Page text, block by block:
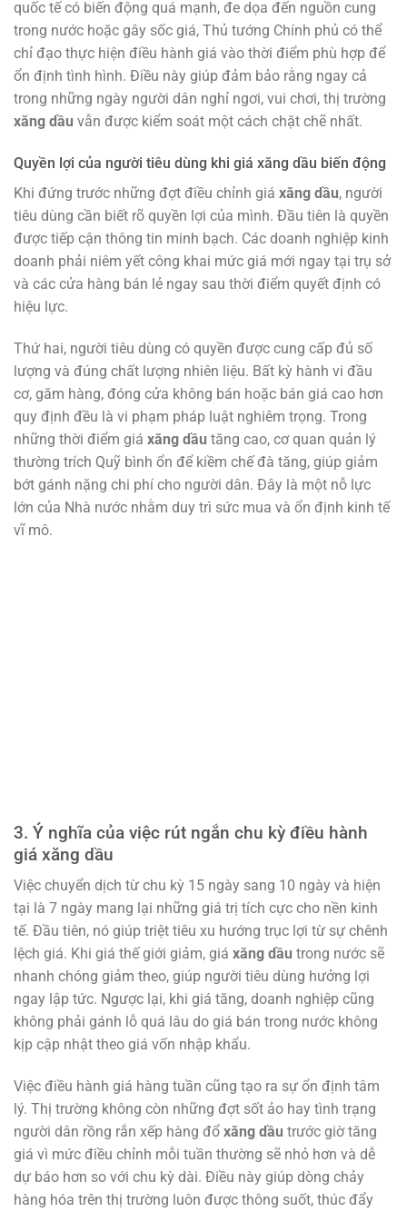
quốc tế có biến động quá mạnh, đe dọa đến nguồn cung
trong nước hoặc gây sốc giá, Thủ tướng Chính phủ có thể
chỉ đạo thực hiện điều hành giá vào thời điểm phù hợp để
ổn định tình hình. Điều này giúp đảm bảo rằng ngay cả
trong những ngày người dân nghỉ ngơi, vui chơi, thị trường
xăng dầu vẫn được kiểm soát một cách chặt chẽ nhất.
Quyền lợi của người tiêu dùng khi giá xăng dầu biến động
Khi đứng trước những đợt điều chỉnh giá xăng dầu, người
tiêu dùng cần biết rõ quyền lợi của mình. Đầu tiên là quyền
được tiếp cận thông tin minh bạch. Các doanh nghiệp kinh
doanh phải niêm yết công khai mức giá mới ngay tại trụ sở
và các cửa hàng bán lẻ ngay sau thời điểm quyết định có
hiệu lực.
Thứ hai, người tiêu dùng có quyền được cung cấp đủ số
lượng và đúng chất lượng nhiên liệu. Bất kỳ hành vi đầu
cơ, găm hàng, đóng cửa không bán hoặc bán giá cao hơn
quy định đều là vi phạm pháp luật nghiêm trọng. Trong
những thời điểm giá xăng dầu tăng cao, cơ quan quản lý
thường trích Quỹ bình ổn để kiềm chế đà tăng, giúp giảm
bớt gánh nặng chi phí cho người dân. Đây là một nỗ lực
lớn của Nhà nước nhằm duy trì sức mua và ổn định kinh tế
vĩ mô.
3. Ý nghĩa của việc rút ngắn chu kỳ điều hành
giá xăng dầu
Việc chuyển dịch từ chu kỳ 15 ngày sang 10 ngày và hiện
tại là 7 ngày mang lại những giá trị tích cực cho nền kinh
tế. Đầu tiên, nó giúp triệt tiêu xu hướng trục lợi từ sự chênh
lệch giá. Khi giá thế giới giảm, giá xăng dầu trong nước sẽ
nhanh chóng giảm theo, giúp người tiêu dùng hưởng lợi
ngay lập tức. Ngược lại, khi giá tăng, doanh nghiệp cũng
không phải gánh lỗ quá lâu do giá bán trong nước không
kịp cập nhật theo giá vốn nhập khẩu.
Việc điều hành giá hàng tuần cũng tạo ra sự ổn định tâm
lý. Thị trường không còn những đợt sốt ảo hay tình trạng
người dân rồng rắn xếp hàng đổ xăng dầu trước giờ tăng
giá vì mức điều chỉnh mỗi tuần thường sẽ nhỏ hơn và dễ
dự báo hơn so với chu kỳ dài. Điều này giúp dòng chảy
hàng hóa trên thị trường luôn được thông suốt, thúc đẩy